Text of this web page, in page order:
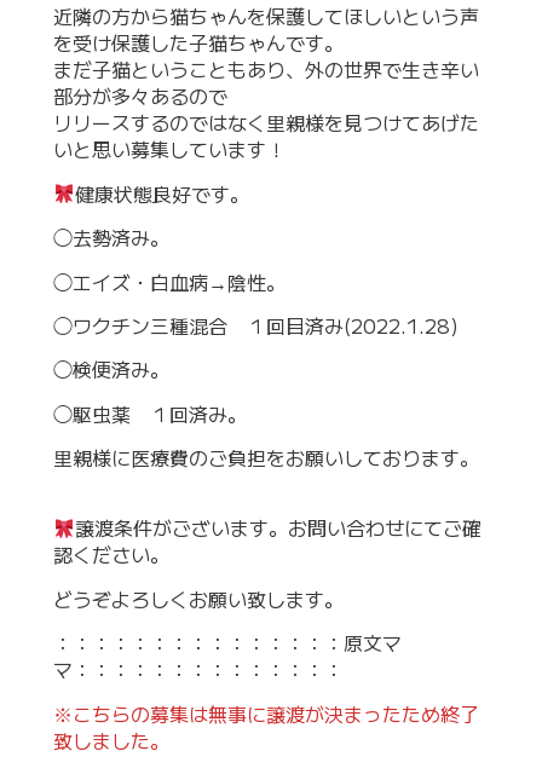
近隣の方から猫ちゃんを保護してほしいという声
を受け保護した子猫ちゃんです。
まだ子猫ということもあり、外の世界で生き辛い
部分が多々あるので
リリースするのではなく里親様を見つけてあげた
いと思い募集しています！
健康状態良好です。
◯去勢済み。
◯エイズ・白血病→陰性。
◯ワクチン三種混合 １回目済み(2022.1.28)
◯検便済み。
◯駆虫薬 １回済み。
里親様に医療費のご負担をお願いしております。
譲渡条件がございます。お問い合わせにてご確
認ください。
どうぞよろしくお願い致します。
：：：：：：：：：：：：：：：原文マ
マ：：：：：：：：：：：：：：
※こちらの募集は無事に譲渡が決まったため終了
致しました。